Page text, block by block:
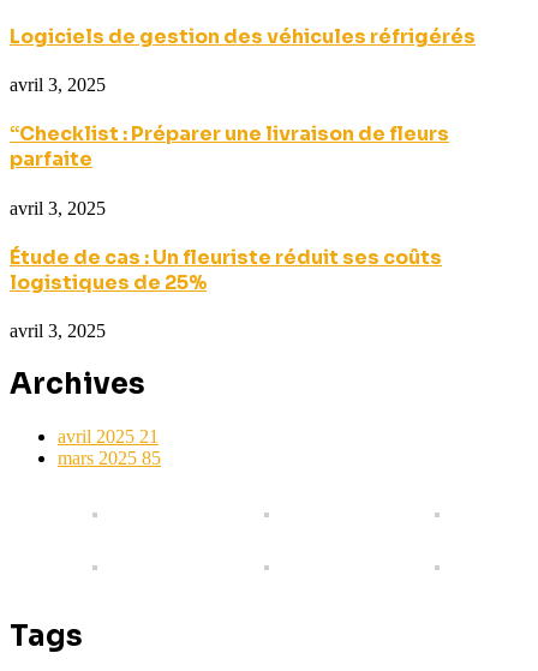
Logiciels de gestion des véhicules réfrigérés
avril 3, 2025
“Checklist : Préparer une livraison de fleurs
parfaite
avril 3, 2025
Étude de cas : Un fleuriste réduit ses coûts
logistiques de 25%
avril 3, 2025
Archives
avril 2025 21
mars 2025 85
Tags